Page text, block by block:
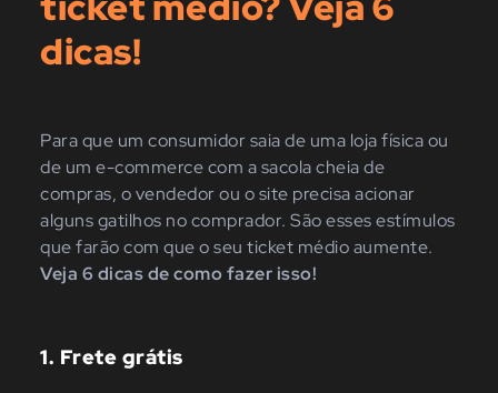
dicas!
Para que um consumidor saia de uma loja física ou
de um e-commerce com a sacola cheia de
compras, o vendedor ou o site precisa acionar
alguns gatilhos no comprador. São esses estímulos
que farão com que o seu ticket médio aumente.
Veja 6 dicas de como fazer isso!
1. Frete grátis